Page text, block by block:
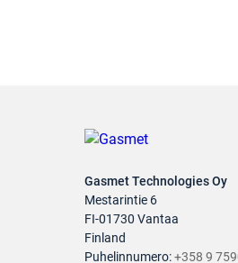
Gasmet Technologies Oy
Mestarintie 6
FI-01730 Vantaa
Finland
Puhelinnumero:+358 9